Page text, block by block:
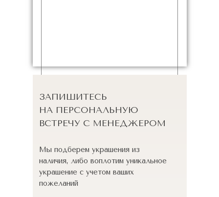
ЗАПИШИТЕСЬ
НА ПЕРСОНАЛЬНУЮ
ВСТРЕЧУ С МЕНЕДЖЕРОМ
Мы подберем украшения из
наличия, либо воплотим уникальное
украшение с учетом ваших
пожеланий